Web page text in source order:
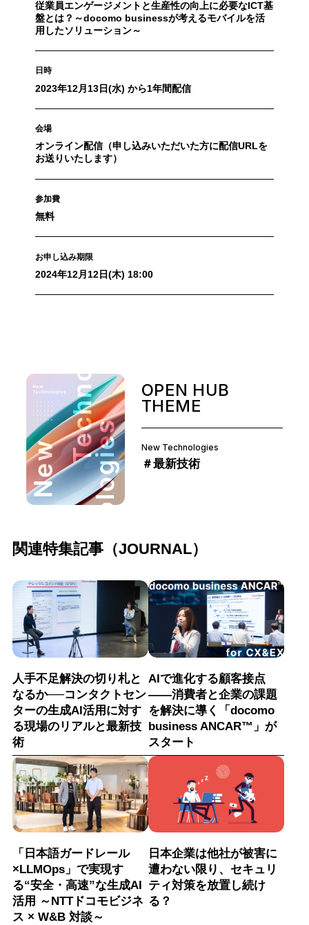
従業員エンゲージメントと生産性の向上に必要なICT基
盤とは？～docomo businessが考えるモバイルを活
用したソリューション～
日時
2023年12月13日(水) から1年間配信
会場
オンライン配信（申し込みいただいた方に配信URLを
お送りいたします）
参加費
無料
お申し込み期限
2024年12月12日(木) 18:00
OPEN HUB
THEME
New Technologies
＃最新技術
関連特集記事（JOURNAL）
人手不足解決の切り札と
なるか──コンタクトセン
ターの生成AI活用に対す
る現場のリアルと最新技
術
AIで進化する顧客接点
――消費者と企業の課題
を解決に導く「docomo
business ANCAR™」が
スタート
「日本語ガードレール
×LLMOps」で実現す
る“安全・高速”な生成AI
活用 ～NTTドコモビジネ
ス × W&B 対談～
日本企業は他社が被害に
遭わない限り、セキュリ
ティ対策を放置し続け
る？